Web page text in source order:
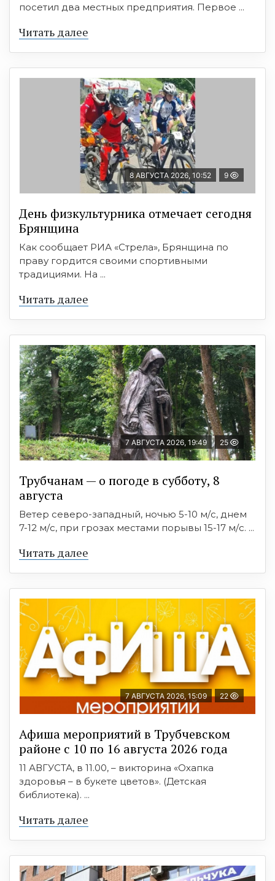
посетил два местных предприятия. Первое ...
Читать далее
8 АВГУСТА 2026, 10:52 9
День физкультурника отмечает сегодня
Брянщина
Как сообщает РИА «Стрела», Брянщина по
праву гордится своими спортивными
традициями. На ...
Читать далее
7 АВГУСТА 2026, 19:49 25
Трубчанам — о погоде в субботу, 8
августа
Ветер северо-западный, ночью 5-10 м/с, днем
7-12 м/с, при грозах местами порывы 15-17 м/с. ...
Читать далее
7 АВГУСТА 2026, 15:09 22
Афиша мероприятий в Трубчевском
районе с 10 по 16 августа 2026 года
11 АВГУСТА, в 11.00, – викторина «Охапка
здоровья – в букете цветов». (Детская
библиотека). ...
Читать далее